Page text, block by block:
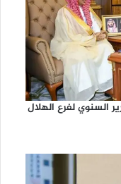
السنوي لفرع الهلال